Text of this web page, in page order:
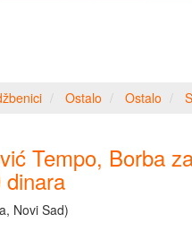
Ostalo Ostalo
Tempo, Borba
Novi Sad)